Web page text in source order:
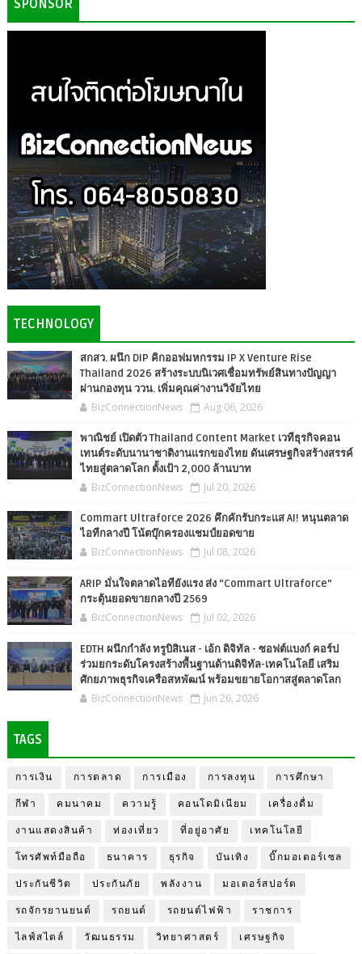
SPONSOR
TECHNOLOGY
สกสว. ผนึก DIP คิกออฟมหกรรม IP X Venture Rise
Thailand 2026 สร้างระบบนิเวศเชื่อมทรัพย์สินทางปัญญา
ผ่านกองทุน ววน. เพิ่มคุณค่างานวิจัยไทย
BizConnectionNews Aug 06, 2026
พาณิชย์ เปิดตัว Thailand Content Market เวทีธุรกิจคอน
เทนต์ระดับนานาชาติงานแรกของไทย ดันเศรษฐกิจสร้างสรรค์
ไทยสู่ตลาดโลก ตั้งเป้า 2,000 ล้านบาท
BizConnectionNews Jul 20, 2026
Commart Ultraforce 2026 คึกคักรับกระแส AI! หนุนตลาด
ไอทีกลางปี โน้ตบุ๊กครองแชมป์ยอดขาย
BizConnectionNews Jul 08, 2026
ARIP มั่นใจตลาดไอทียังแรง ส่ง “Commart Ultraforce”
กระตุ้นยอดขายกลางปี 2569
BizConnectionNews Jul 02, 2026
EDTH ผนึกกำลัง ทรูบิสิเนส - เอ้ก ดิจิทัล - ซอฟต์แบงก์ คอร์ป
ร่วมยกระดับโครงสร้างพื้นฐานด้านดิจิทัล-เทคโนโลยี เสริม
ศักยภาพธุรกิจเครือสหพัฒน์ พร้อมขยายโอกาสสู่ตลาดโลก
BizConnectionNews Jun 26, 2026
TAGS
การเงิน การตลาด การเมือง การลงทุน การศึกษา
กีฬา คมนาคม ความรู้ คอนโดมิเนียม เครื่องดื่ม
งานแสดงสินค้า ท่องเที่ยว ที่อยู่อาศัย เทคโนโลยี
โทรศัพท์มือถือ ธนาคาร ธุรกิจ บันเทิง บิ๊กมอเตอร์เซล
ประกันชีวิต ประกันภัย พลังงาน มอเตอร์สปอร์ต
รถจักรยานยนต์ รถยนต์ รถยนต์ไฟฟ้า ราชการ
ไลฟ์สไตล์ วัฒนธรรม วิทยาศาสตร์ เศรษฐกิจ